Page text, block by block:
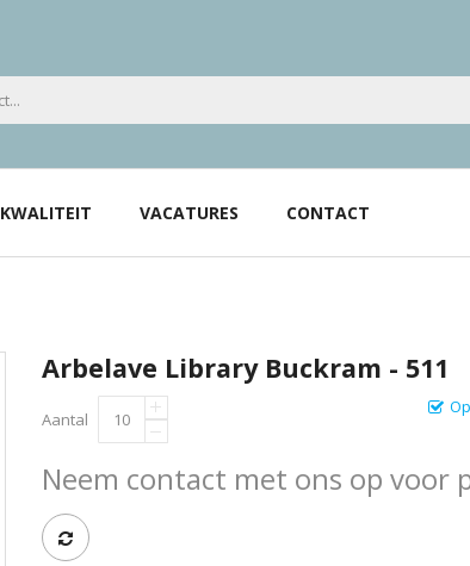
KWALITEIT VACATURES CONTACT
Arbelave Library Buckram - 511
Aantal
Neem contact met ons op voor